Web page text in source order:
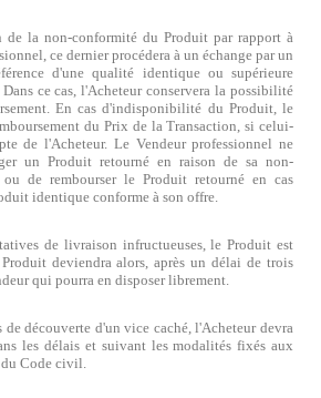
de la non-conformité du Produit par rapport à
ce dernier procédera à un échange par un
d'une qualité identique ou supérieure
ce cas, l'Acheteur conservera la possibilité
En cas d'indisponibilité du Produit, le
du Prix de la Transaction, si celui-
de l'Acheteur. Le Vendeur professionnel ne
un Produit retourné en raison de sa non-
de rembourser le Produit retourné en cas
identique conforme à son offre.
de livraison infructueuses, le Produit est
deviendra alors, après un délai de trois
qui pourra en disposer librement.
de découverte d'un vice caché, l'Acheteur devra
les délais et suivant les modalités fixés aux
Code civil.